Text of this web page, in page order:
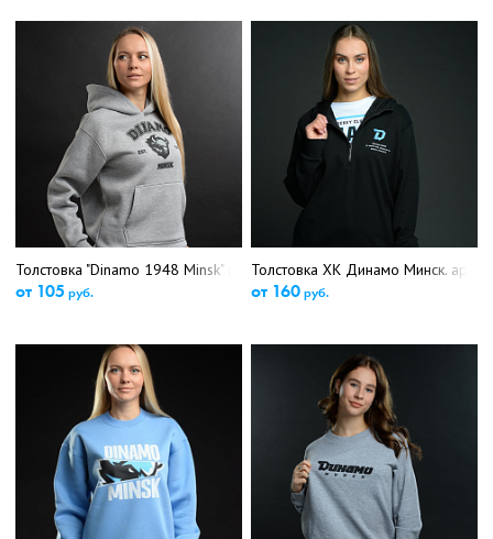
Толстовка "Dinamo 1948 Minsk" (5249\5376)
от 105 руб.
Толстовка ХК Динамо Минск.
от 160 руб.